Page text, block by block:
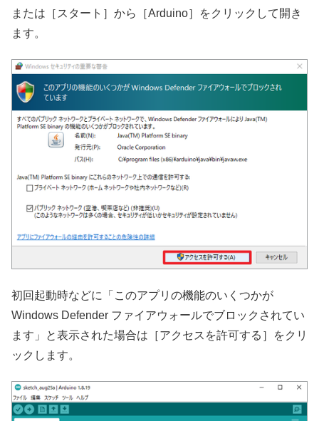
または［スタート］から［Arduino］をクリックして開き
ます。
初回起動時などに「このアプリの機能のいくつかが
Windows Defender ファイアウォールでブロックされてい
ます」と表示された場合は［アクセスを許可する］をクリ
ックします。